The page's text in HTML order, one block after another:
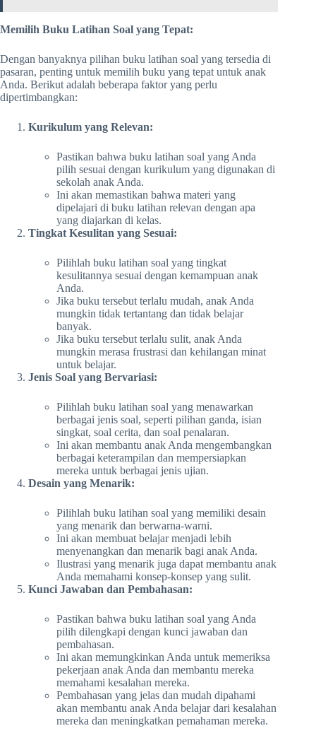
Memilih Buku Latihan Soal yang Tepat:
Dengan banyaknya pilihan buku latihan soal yang tersedia di
pasaran, penting untuk memilih buku yang tepat untuk anak
Anda. Berikut adalah beberapa faktor yang perlu
dipertimbangkan:
Kurikulum yang Relevan:
Pastikan bahwa buku latihan soal yang Anda
pilih sesuai dengan kurikulum yang digunakan di
sekolah anak Anda.
Ini akan memastikan bahwa materi yang
dipelajari di buku latihan relevan dengan apa
yang diajarkan di kelas.
Tingkat Kesulitan yang Sesuai:
Pilihlah buku latihan soal yang tingkat
kesulitannya sesuai dengan kemampuan anak
Anda.
Jika buku tersebut terlalu mudah, anak Anda
mungkin tidak tertantang dan tidak belajar
banyak.
Jika buku tersebut terlalu sulit, anak Anda
mungkin merasa frustrasi dan kehilangan minat
untuk belajar.
Jenis Soal yang Bervariasi:
Pilihlah buku latihan soal yang menawarkan
berbagai jenis soal, seperti pilihan ganda, isian
singkat, soal cerita, dan soal penalaran.
Ini akan membantu anak Anda mengembangkan
berbagai keterampilan dan mempersiapkan
mereka untuk berbagai jenis ujian.
Desain yang Menarik:
Pilihlah buku latihan soal yang memiliki desain
yang menarik dan berwarna-warni.
Ini akan membuat belajar menjadi lebih
menyenangkan dan menarik bagi anak Anda.
Ilustrasi yang menarik juga dapat membantu anak
Anda memahami konsep-konsep yang sulit.
Kunci Jawaban dan Pembahasan:
Pastikan bahwa buku latihan soal yang Anda
pilih dilengkapi dengan kunci jawaban dan
pembahasan.
Ini akan memungkinkan Anda untuk memeriksa
pekerjaan anak Anda dan membantu mereka
memahami kesalahan mereka.
Pembahasan yang jelas dan mudah dipahami
akan membantu anak Anda belajar dari kesalahan
mereka dan meningkatkan pemahaman mereka.